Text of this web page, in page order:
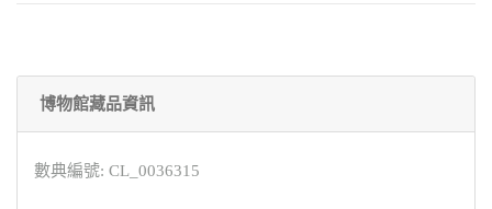
博物館藏品資訊
數典編號: CL_0036315